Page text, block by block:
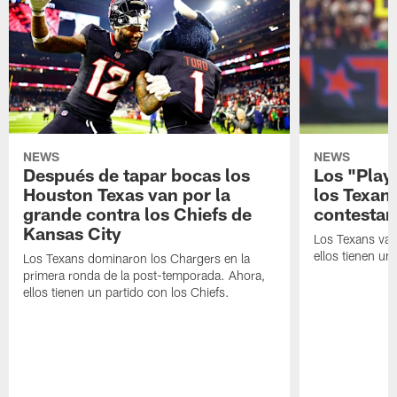
NEWS
Después de tapar bocas los
Houston Texas van por la
grande contra los Chiefs de
Kansas City
Los Texans dominaron los Chargers en la
primera ronda de la post-temporada. Ahora,
ellos tienen un partido con los Chiefs.
NEWS
Los
los
contestar
Los Texans
ellos tienen un